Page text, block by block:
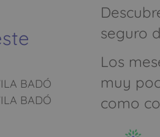
BADÓ
BADÓ
seguro
Los
muy
como